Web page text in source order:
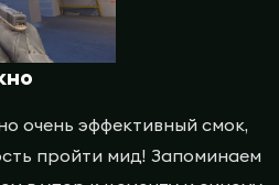
очень эффективный смок,
пройти мид! Запоминаем